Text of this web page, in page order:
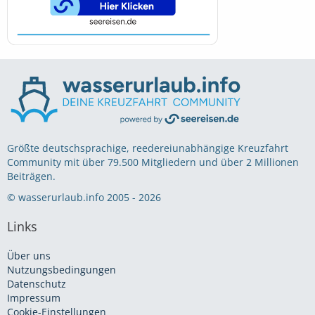
Größte deutschsprachige, reedereiunabhängige Kreuzfahrt
Community mit über 79.500 Mitgliedern und über 2 Millionen
Beiträgen.
© wasserurlaub.info 2005 - 2026
Links
Über uns
Nutzungsbedingungen
Datenschutz
Impressum
Cookie-Einstellungen